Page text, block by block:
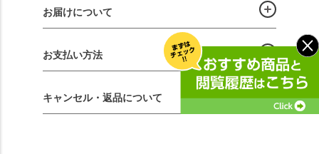
お届けについて
お支払い方法
キャンセル・返品について